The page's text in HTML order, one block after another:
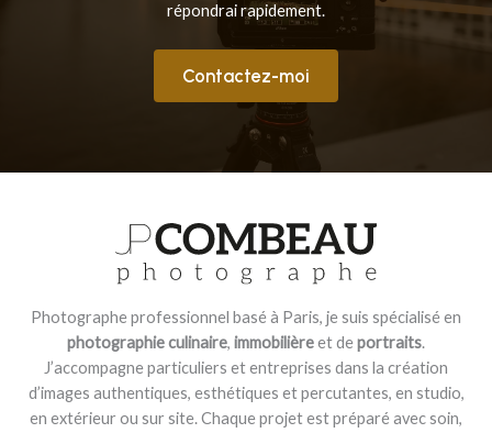
répondrai rapidement.
Contactez-moi
Photographe professionnel basé à Paris, je suis spécialisé en
photographie culinaire, immobilièreet deportraits.
J’accompagne particuliers et entreprises dans la création
d’images authentiques, esthétiques et percutantes, en studio,
en extérieur ou sur site. Chaque projet est préparé avec soin,